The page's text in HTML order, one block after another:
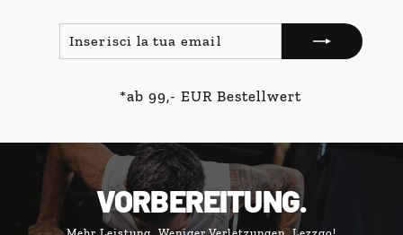
INSERISCI
LA
ISCRIVITI
*ab 99,- EUR Bestellwert
VORBEREITUNG.